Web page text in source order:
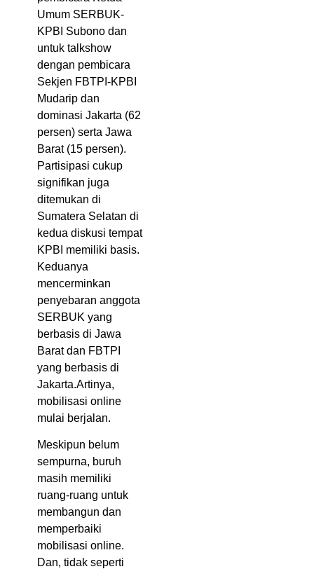
Umum SERBUK-
KPBI Subono dan
untuk talkshow
dengan pembicara
Sekjen FBTPI-KPBI
Mudarip dan
dominasi Jakarta (62
persen) serta Jawa
Barat (15 persen).
Partisipasi cukup
signifikan juga
ditemukan di
Sumatera Selatan di
kedua diskusi tempat
KPBI memiliki basis.
Keduanya
mencerminkan
penyebaran anggota
SERBUK yang
berbasis di Jawa
Barat dan FBTPI
yang berbasis di
Jakarta.Artinya,
mobilisasi online
mulai berjalan.
Meskipun belum
sempurna, buruh
masih memiliki
ruang-ruang untuk
membangun dan
memperbaiki
mobilisasi online.
Dan, tidak seperti